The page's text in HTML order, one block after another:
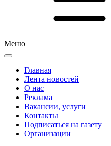
Меню
Главная
Лента новостей
О нас
Реклама
Вакансии, услуги
Контакты
Подписаться на газету
Организации